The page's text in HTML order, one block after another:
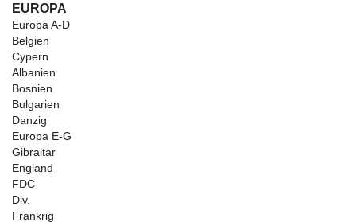
EUROPA
Europa A-D
Belgien
Cypern
Albanien
Bosnien
Bulgarien
Danzig
Europa E-G
Gibraltar
England
FDC
Div.
Frankrig